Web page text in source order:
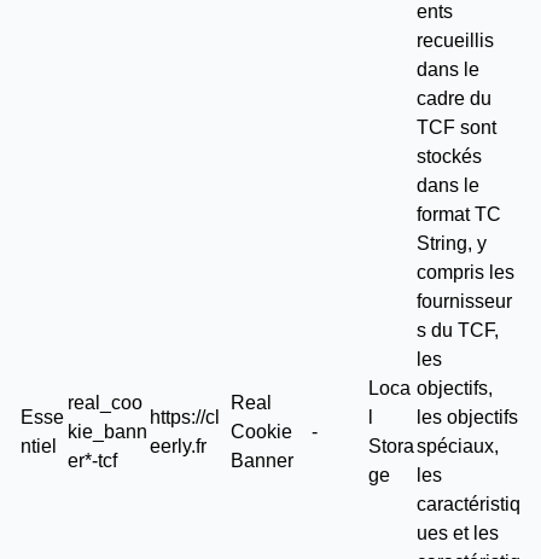
Esse
ntiel
real_coo
kie_bann
er*-tcf
https://cl
eerly.fr
Real
Cookie
Banner
-
Loca
Stora
ge
ents
recueillis
dans le
cadre du
TCF sont
stockés
dans le
format TC
String, y
compris les
fournisseur
s du TCF,
les
objectifs,
les objectifs
spéciaux,
les
caractéristiq
ues et les